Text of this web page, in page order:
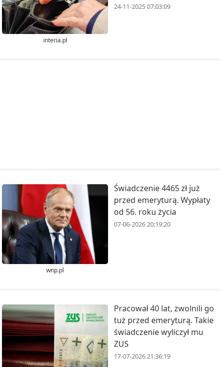
interia.pl
24-11-2025 07:03:09
wnp.pl
Świadczenie 4465 zł już
przed emeryturą. Wypłaty
od 56. roku życia
07-06-2026 20:19:20
Pracował 40 lat, zwolnili go
tuż przed emeryturą. Takie
świadczenie wyliczył mu
ZUS
17-07-2026 21:36:19